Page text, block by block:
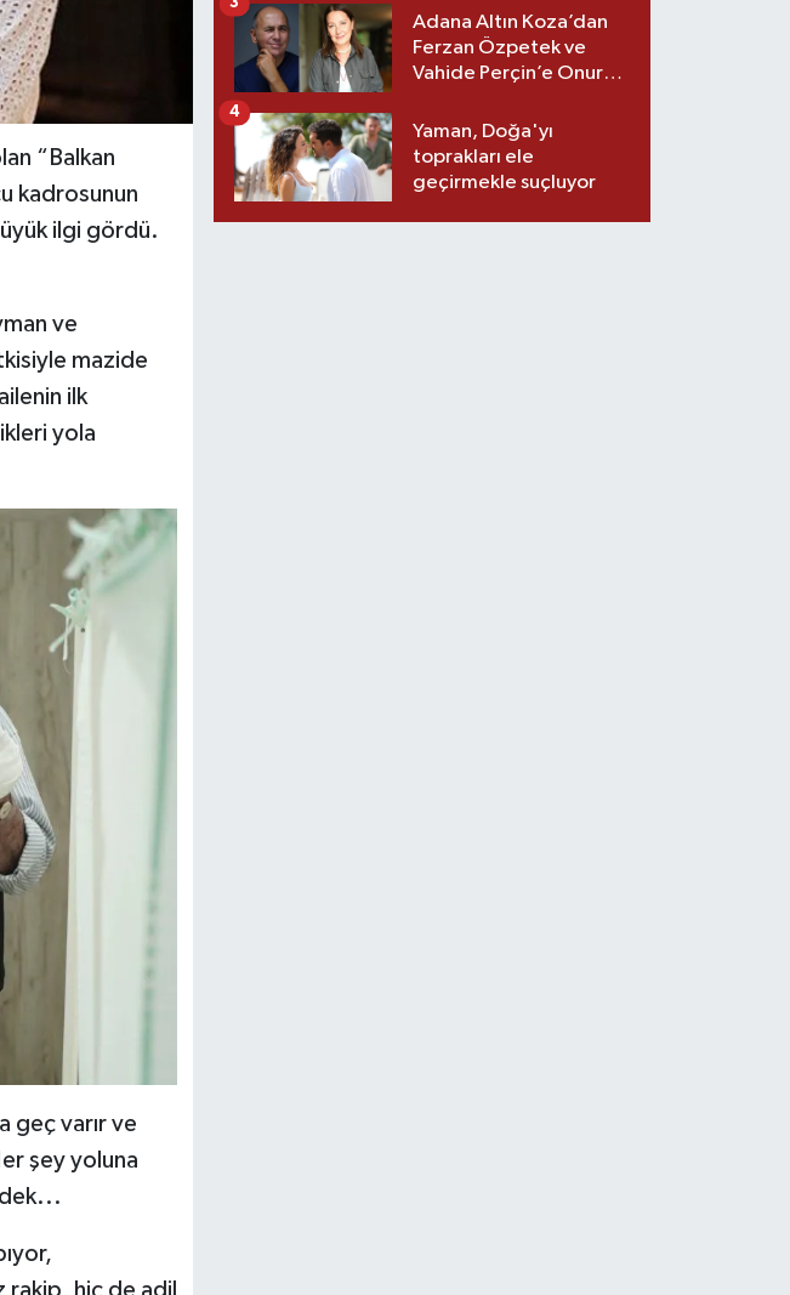
“Balkan
kadrosunun
ilgi gördü.
ve
mazide
ilk
yola
geç varır ve
şey yoluna
dek...
rakip, hiç de adil
Adana Altın Koza’dan
Ferzan Özpetek ve
Vahide Perçin’e Onur
Yaman, Doğa'yı
toprakları ele
geçirmekle suçluyor
4